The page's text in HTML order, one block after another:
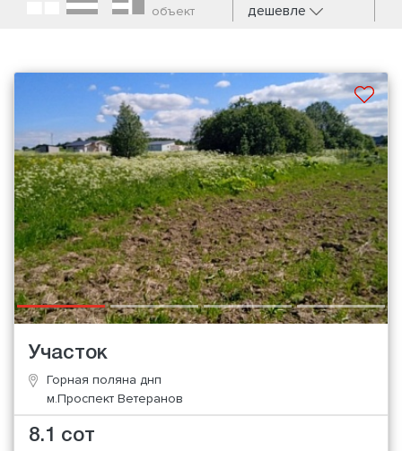
объект
дешевле
Участок
Горная поляна днп
м.Проспект Ветеранов
8.1 сот